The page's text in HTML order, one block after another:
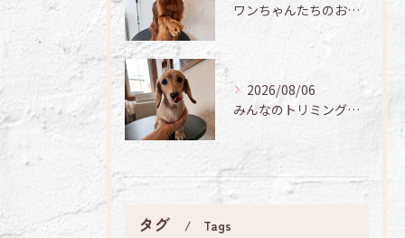
ワンちゃんたちのお手入れ日記🐶✨
2026/08/06
みんなのトリミング日記🌟
タグ Tags